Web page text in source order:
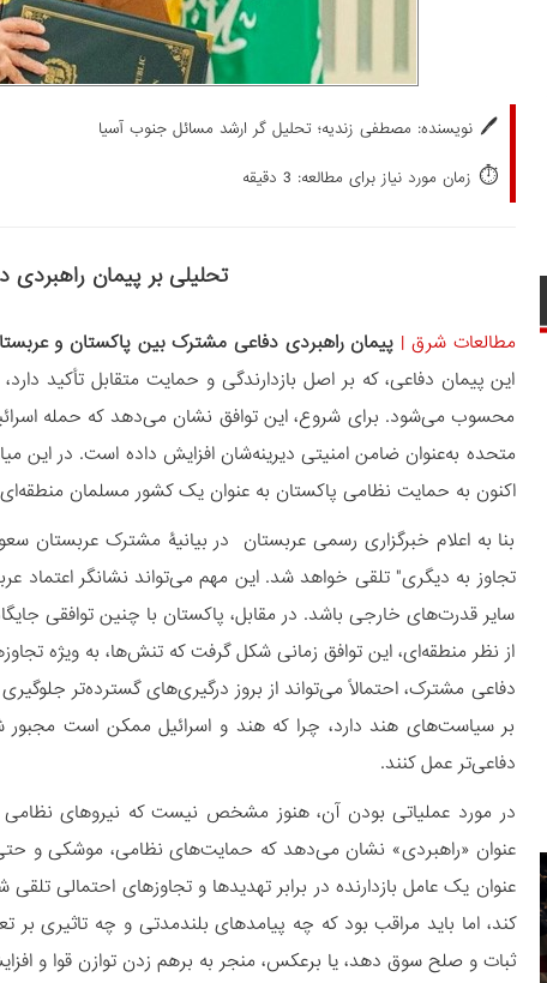
🖊️نویسنده: مصطفی زندیه؛ تحلیل گر ارشد مسائل جنوب آسیا
⏱️ زمان مورد نیاز برای مطالعه: 3 دقیقه
تحلیلی بر پیمان
مطالعات شرق | پیمان راهبردی دفاعی مشترک بین پاکستان و
این پیمان دفاعی، که بر اصل بازدارندگی و حمایت متقابل تأکید
محسوب می‌شود. برای شروع، این توافق نشان می‌دهد که حمله
متحده به‌عنوان ضامن امنیتی دیرینه‌شان افزایش داده است. در این
اکنون به حمایت نظامی پاکستان به عنوان یک کشور مسلمان
بنا به اعلام خبرگزاری رسمی عربستان در بیانیۀ مشترک عربستان
تجاوز به دیگری" تلقی خواهد شد. این مهم می‌تواند نشانگر اعتماد
سایر قدرت‌های خارجی باشد. در مقابل، پاکستان با چنین توافقی
از نظر منطقه‌ای، این توافق زمانی شکل گرفت که تنش‌ها، به ویژه
دفاعی مشترک، احتمالاً می‌تواند از بروز درگیری‌های گسترده‌تر
بر سیاست‌های هند دارد، چرا که هند و اسرائیل ممکن است مجبور
دفاعی‌تر عمل کنند.
در مورد عملیاتی بودن آن، هنوز مشخص نیست که نیروهای نظامی
عنوان «راهبردی» نشان می‌دهد که حمایت‌های نظامی، موشکی و
عنوان یک عامل بازدارنده در برابر تهدیدها و تجاوزهای احتمالی
کند، اما باید مراقب بود که چه پیامدهای بلندمدتی و چه تاثیری
ثبات و صلح سوق دهد، یا برعکس، منجر به برهم زدن توازن قوا و